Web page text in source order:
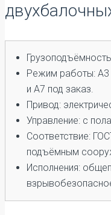
Режим работы: А3
и А7 под заказ.
Привод:
Управление: с
Соответствие:
подъёмным
Исполнения: